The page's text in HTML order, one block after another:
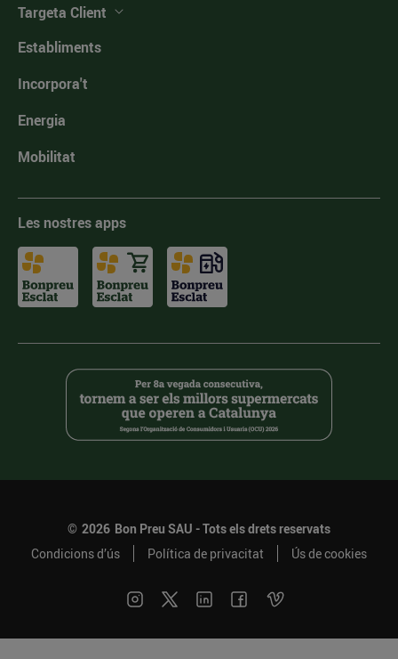
Targeta Client
Establiments
Incorpora't
Energia
Mobilitat
Les nostres apps
© 2026 Bon Preu SAU - Tots els drets reservats
Condicions d’ús
Política de privacitat Ús de cookies